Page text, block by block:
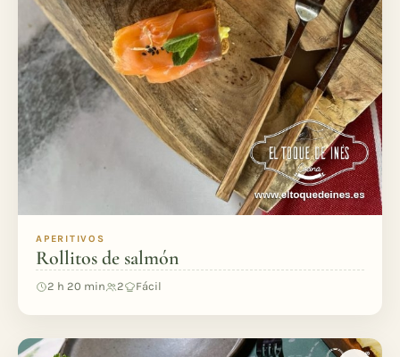
APERITIVOS
Rollitos de salmón
2 h 20 min 2 Fácil